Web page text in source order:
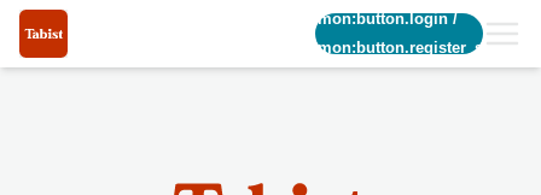
common:button.login/
common:button.register_short